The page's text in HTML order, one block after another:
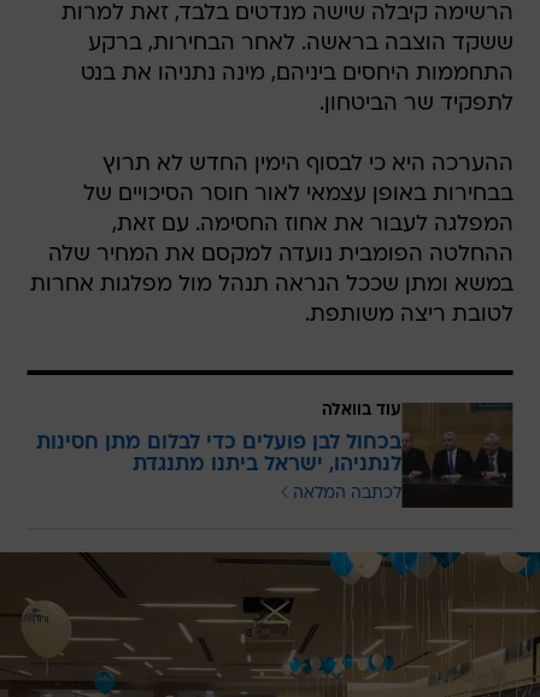
הרשימה קיבלה שישה מנדטים בלבד, זאת למרות
ששקד הוצבה בראשה. לאחר הבחירות, ברקע
התחממות היחסים ביניהם, מינה נתניהו את בנט
לתפקיד שר הביטחון.
ההערכה היא כי לבסוף הימין החדש לא תרוץ
בבחירות באופן עצמאי לאור חוסר הסיכויים של
המפלגה לעבור את אחוז החסימה. עם זאת,
ההחלטה הפומבית נועדה למקסם את המחיר שלה
במשא ומתן שככל הנראה תנהל מול מפלגות אחרות
לטובת ריצה משותפת.
עוד בוואלה
בכחול לבן פועלים כדי לבלום מתן חסינות
לנתניהו, ישראל ביתנו מתנגדת
לכתבה המלאה